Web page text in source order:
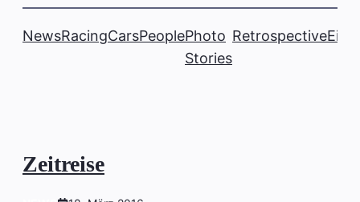
NewsRacingCarsPeoplePhoto
Stories
Retrospective
Zeitreise